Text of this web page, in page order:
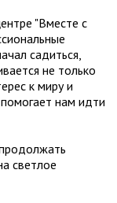
"Вместе с
садиться,
не только
к миру и
нам идти
светлое